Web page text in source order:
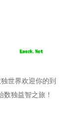
世界欢迎你的到
独益智之旅！